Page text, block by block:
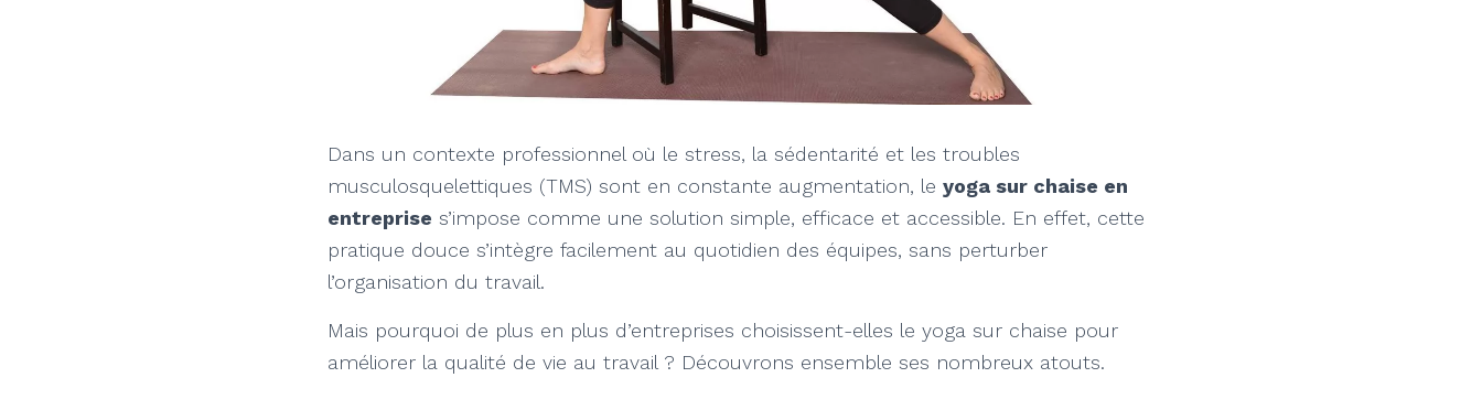
Dans un contexte professionnel où le stress, la sédentarité et les troubles
musculosquelettiques (TMS) sont en constante augmentation, le yoga sur chaise en
entreprise s’impose comme une solution simple, efficace et accessible. En effet, cette
pratique douce s’intègre facilement au quotidien des équipes, sans perturber
l’organisation du travail.
Mais pourquoi de plus en plus d’entreprises choisissent-elles le yoga sur chaise pour
améliorer la qualité de vie au travail ? Découvrons ensemble ses nombreux atouts.